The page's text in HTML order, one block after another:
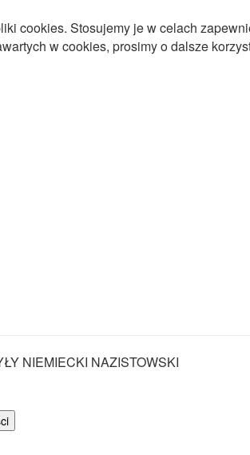
cookies. Stosujemy je w celach
w cookies, prosimy o dalsze
NIEMIECKI NAZISTOWSKI